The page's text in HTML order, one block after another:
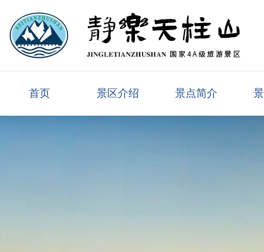
首页 景区介绍 景点简介